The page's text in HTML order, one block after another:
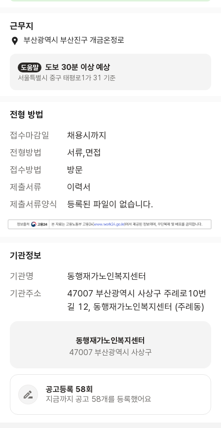
근무지
부산광역시 부산진구 개금온정로
도움말 도보 30분 이상 예상
서울특별시 중구 태평로1가 31 기준
전형 방법
접수마감일
채용시까지
전형방법
서류,면접
접수방법
방문
제출서류
이력서
제출서류양식
등록된 파일이 없습니다.
기관정보
기관명
동행재가노인복지센터
기관주소
47007 부산광역시 사상구 주례로10번
길 12, 동행재가노인복지센터 (주례동)
동행재가노인복지센터
47007 부산광역시 사상구
공고등록 58회
지금까지 공고 58개를 등록했어요